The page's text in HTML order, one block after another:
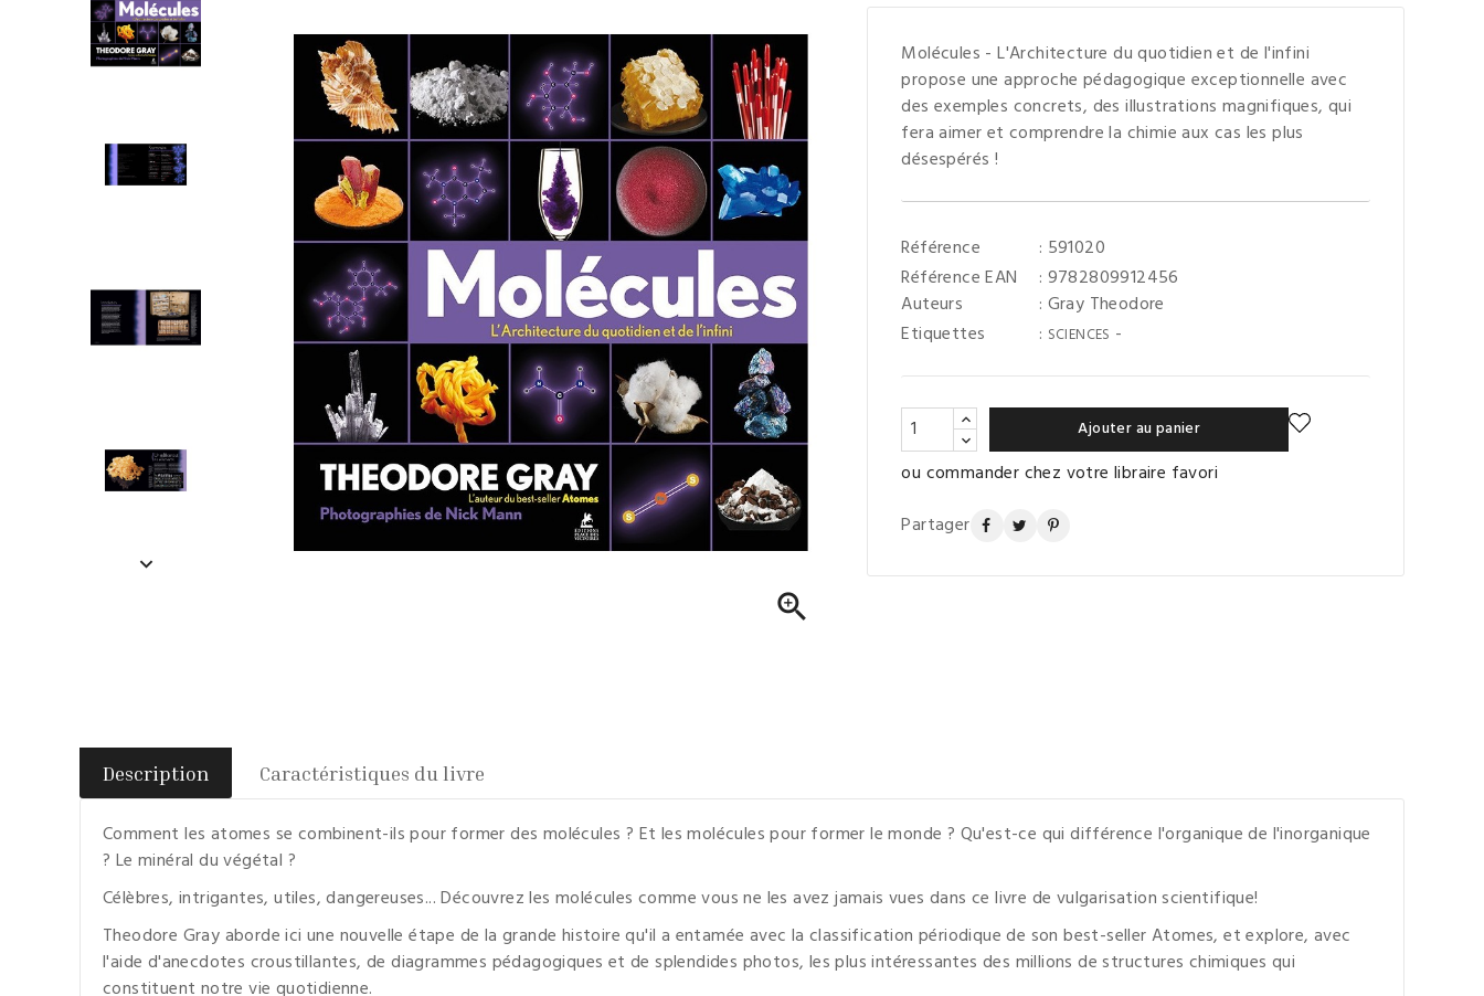

Molécules - L'Architecture du quotidien et de l'infini
propose une approche pédagogique exceptionnelle avec
des exemples concrets, des illustrations magnifiques, qui
fera aimer et comprendre la chimie aux cas les plus
désespérés !
Référence
: 591020
Référence EAN
: 9782809912456
Auteurs
: Gray Theodore
Etiquettes
: SCIENCES -
Ajouter au panier
ou commander chez votre libraire favori
Partager
Description Caractéristiques du livre
Comment les atomes se combinent-ils pour former des molécules ? Et les molécules pour former le monde ? Qu'est-ce qui différence l'organique de l'inorganique
? Le minéral du végétal ?
Célèbres, intrigantes, utiles, dangereuses... Découvrez les molécules comme vous ne les avez jamais vues dans ce livre de vulgarisation scientifique!
Theodore Gray aborde ici une nouvelle étape de la grande histoire qu'il a entamée avec la classification périodique de son best-seller Atomes, et explore, avec
l'aide d'anecdotes croustillantes, de diagrammes pédagogiques et de splendides photos, les plus intéressantes des millions de structures chimiques qui
constituent notre vie quotidienne.